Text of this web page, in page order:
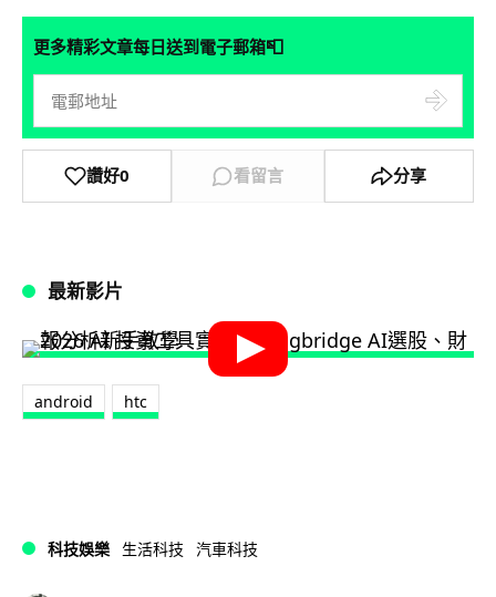
更多精彩文章每日送到電子郵箱📮
讚好0 看留言 分享
最新影片
android htc
科技娛樂 生活科技 汽車科技